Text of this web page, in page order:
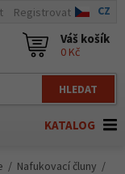
HLEDAT
Registrovat CZ
Váš košík
0 Kč
KATALOG
Nafukovací čluny